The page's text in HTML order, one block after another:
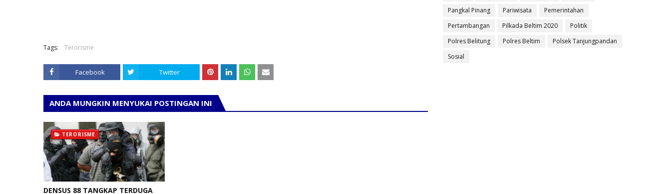
Tags: Terorisme
Facebook Twitter
ANDA MUNGKIN MENYUKAI POSTINGAN INI
TERORISME
DENSUS 88 TANGKAP TERDUGA
Pangkal Pinang
Pariwisata
Pemerintahan
Pertambangan
Pilkada Beltim 2020
Politik
Polres Belitung
Polres Beltim
Polsek Tanjungpandan
Sosial